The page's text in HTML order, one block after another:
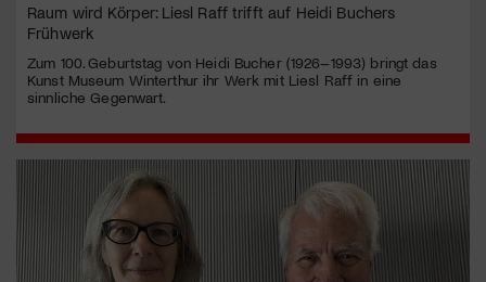
Raum wird Körper: Liesl Raff trifft auf Heidi Buchers
Frühwerk
Zum 100. Geburtstag von Heidi Bucher (1926–1993) bringt das
Kunst Museum Winterthur ihr Werk mit Liesl Raff in eine
sinnliche Gegenwart.